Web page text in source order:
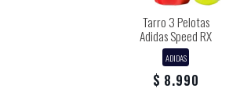
Tarro 3 Pelotas
Adidas Speed RX
ADIDAS
$ 8.990